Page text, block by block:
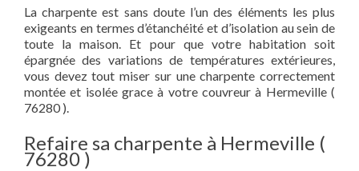
La charpente est sans doute l’un des éléments les plus
exigeants en termes d’étanchéité et d’isolation au sein de
toute la maison. Et pour que votre habitation soit
épargnée des variations de températures extérieures,
vous devez tout miser sur une charpente correctement
montée et isolée grace à votre couvreur à Hermeville (
76280 ).
Refaire sa charpente à Hermeville (
76280 )